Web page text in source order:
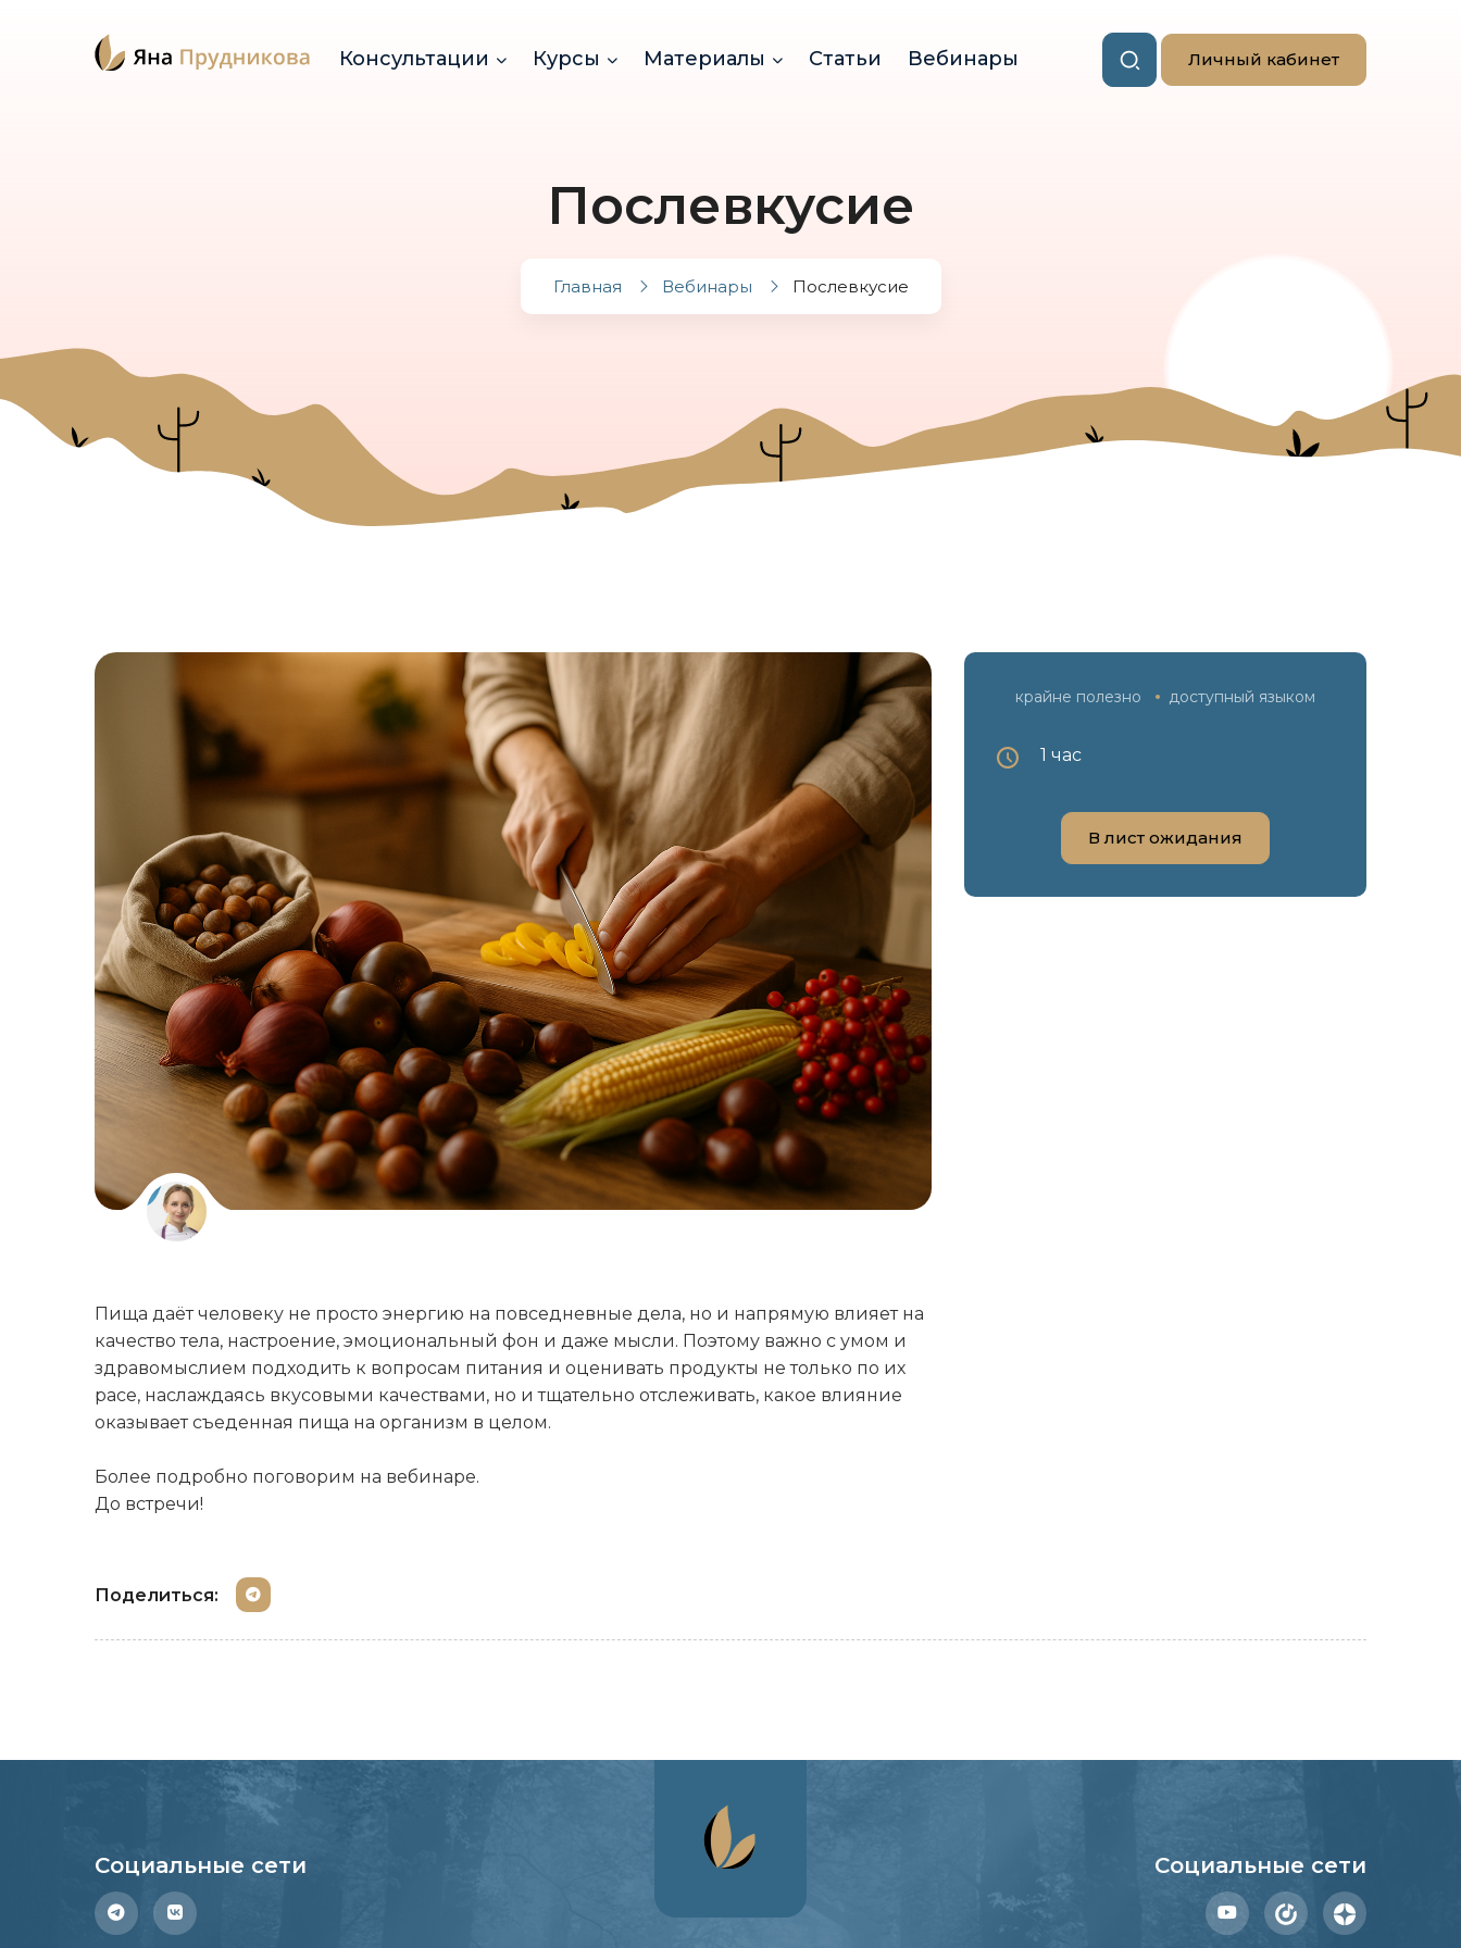
Личный кабинет
Консультации Курсы Материалы Статьи Вебинары
Послевкусие
Главная Вебинары Послевкусие
Пища даёт человеку не просто энергию на повседневные дела, но и напрямую влияет на
качество тела, настроение, эмоциональный фон и даже мысли. Поэтому важно с умом и
здравомыслием подходить к вопросам питания и оценивать продукты не только по их
расе, наслаждаясь вкусовыми качествами, но и тщательно отслеживать, какое влияние
оказывает съеденная пища на организм в целом.
Более подробно поговорим на вебинаре.
До встречи!
крайне полезно доступный языком
1 час
В лист ожидания
Поделиться:
Социальные сети Социальные сети